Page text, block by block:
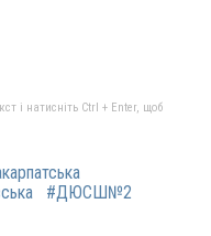
і натисніть Ctrl + Enter, щоб
#ДЮСШ№2